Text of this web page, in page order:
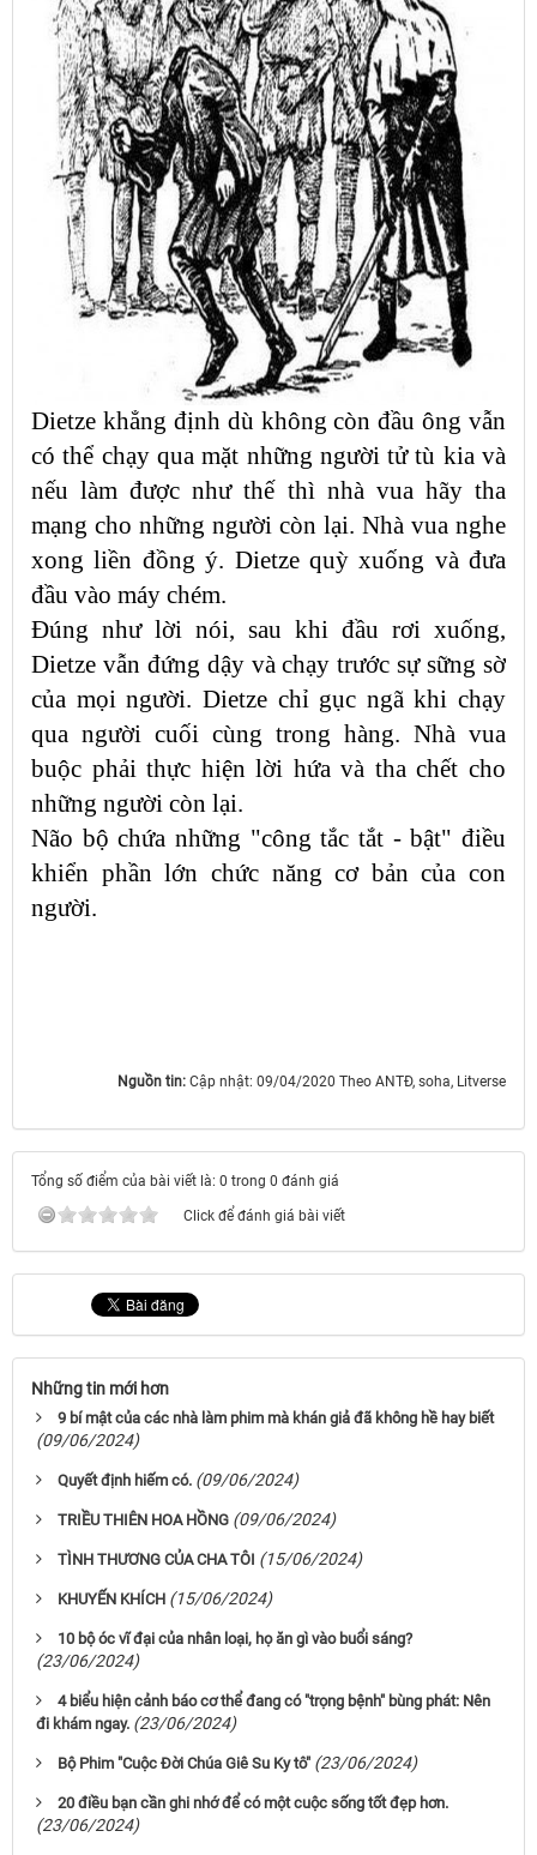
Dietze khẳng định dù không còn đầu ông vẫn
có thể chạy qua mặt những người tử tù kia và
nếu làm được như thế thì nhà vua hãy tha
mạng cho những người còn lại. Nhà vua nghe
xong liền đồng ý. Dietze quỳ xuống và đưa
đầu vào máy chém.
Đúng như lời nói, sau khi đầu rơi xuống,
Dietze vẫn đứng dậy và chạy trước sự sững sờ
của mọi người. Dietze chỉ gục ngã khi chạy
qua người cuối cùng trong hàng. Nhà vua
buộc phải thực hiện lời hứa và tha chết cho
những người còn lại.
Não bộ chứa những "công tắc tắt - bật" điều
khiển phần lớn chức năng cơ bản của con
người.
Nguồn tin: Cập nhật: 09/04/2020 Theo ANTĐ, soha, Litverse
Tổng số điểm của bài viết là: 0 trong 0 đánh giá
Click để đánh giá bài viết
Những tin mới hơn
9 bí mật của các nhà làm phim mà khán giả đã không hề hay biết
(09/06/2024)
Quyết định hiếm có. (09/06/2024)
TRIỀU THIÊN HOA HỒNG (09/06/2024)
TÌNH THƯƠNG CỦA CHA TÔI (15/06/2024)
KHUYẾN KHÍCH (15/06/2024)
10 bộ óc vĩ đại của nhân loại, họ ăn gì vào buổi sáng?
(23/06/2024)
4 biểu hiện cảnh báo cơ thể đang có "trọng bệnh" bùng phát: Nên
đi khám ngay. (23/06/2024)
Bộ Phim "Cuộc Đời Chúa Giê Su Ky tô" (23/06/2024)
20 điều bạn cần ghi nhớ để có một cuộc sống tốt đẹp hơn.
(23/06/2024)